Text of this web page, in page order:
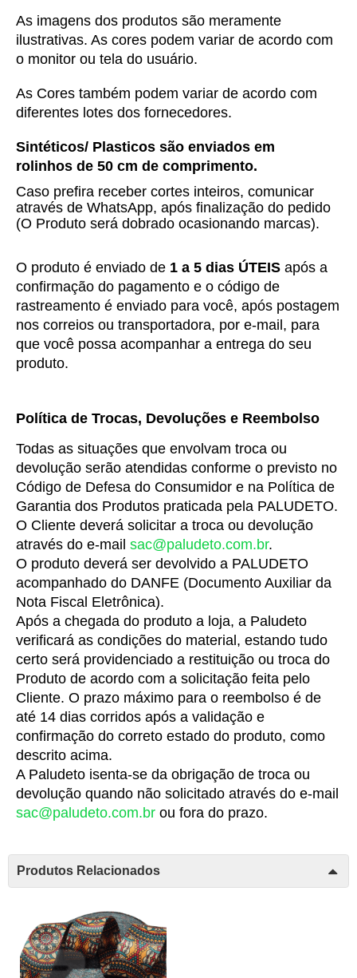
As imagens dos produtos são meramente
ilustrativas. As cores podem variar de acordo com
o monitor ou tela do usuário.
As Cores também podem variar de acordo com
diferentes lotes dos fornecedores.
Sintéticos/ Plasticos são enviados em
rolinhos de 50 cm de comprimento.
Caso prefira receber cortes inteiros, comunicar
através de WhatsApp, após finalização do pedido
(O Produto será dobrado ocasionando marcas).
O produto é enviado de 1 a 5 dias ÚTEIS após a
confirmação do pagamento e o código de
rastreamento é enviado para você, após postagem
nos correios ou transportadora, por e-mail, para
que você possa acompanhar a entrega do seu
produto.
Política de Trocas, Devoluções e Reembolso
Todas as situações que envolvam troca ou
devolução serão atendidas conforme o previsto no
Código de Defesa do Consumidor e na Política de
Garantia dos Produtos praticada pela PALUDETO.
O Cliente deverá solicitar a troca ou devolução
através do e-mail sac@paludeto.com.br.
O produto deverá ser devolvido a PALUDETO
acompanhado do DANFE (Documento Auxiliar da
Nota Fiscal Eletrônica).
Após a chegada do produto a loja, a Paludeto
verificará as condições do material, estando tudo
certo será providenciado a restituição ou troca do
Produto de acordo com a solicitação feita pelo
Cliente. O prazo máximo para o reembolso é de
até 14 dias corridos após a validação e
confirmação do correto estado do produto, como
descrito acima.
A Paludeto isenta-se da obrigação de troca ou
sac@paludeto.com.br ou fora do prazo.
Produtos Relacionados